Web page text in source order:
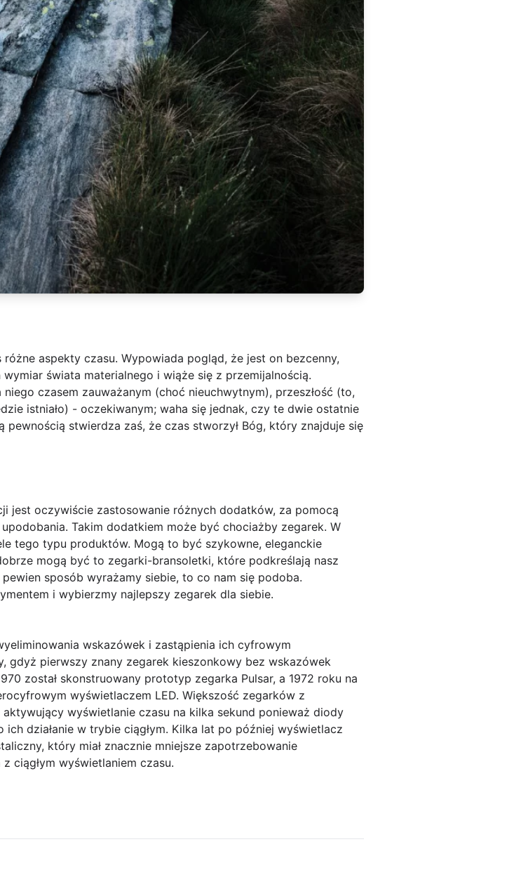
aspekty czasu. Wypowiada pogląd, że jest on bezcenny,
świata materialnego i wiąże się z przemijalnością.
czasem zauważanym (choć nieuchwytnym), przeszłość (to,
istniało) - oczekiwanym; waha się jednak, czy te dwie ostatnie
pewnością stwierdza zaś, że czas stworzył Bóg, który znajduje się
jest oczywiście zastosowanie różnych dodatków, za pomocą
Takim dodatkiem może być chociażby zegarek. W
tego typu produktów. Mogą to być szykowne, eleganckie
mogą być to zegarki-bransoletki, które podkreślają nasz
sposób wyrażamy siebie, to co nam się podoba.
i wybierzmy najlepszy zegarek dla siebie.
wskazówek i zastąpienia ich cyfrowym
gdyż pierwszy znany zegarek kieszonkowy bez wskazówek
został skonstruowany prototyp zegarka Pulsar, a 1972 roku na
wyświetlaczem LED. Większość zegarków z
wyświetlanie czasu na kilka sekund ponieważ diody
działanie w trybie ciągłym. Kilka lat po później wyświetlacz
który miał znacznie mniejsze zapotrzebowanie
ciągłym wyświetlaniem czasu.